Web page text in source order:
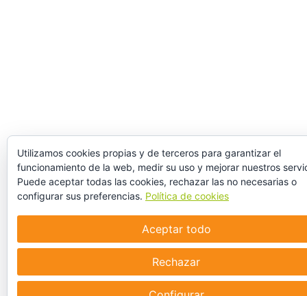
Utilizamos cookies propias y de terceros para garantizar el
funcionamiento de la web, medir su uso y mejorar nuestros
Puede aceptar todas las cookies, rechazar las no necesarias o
configurar sus preferencias. Política de cookies
Aceptar todo
Rechazar